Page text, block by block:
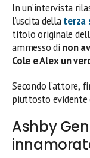
In un’intervista
l’uscita dellaterza
titolo originale
ammesso di non
Cole e Alex un
Secondo l’attore,
piuttosto evidente
Ashby